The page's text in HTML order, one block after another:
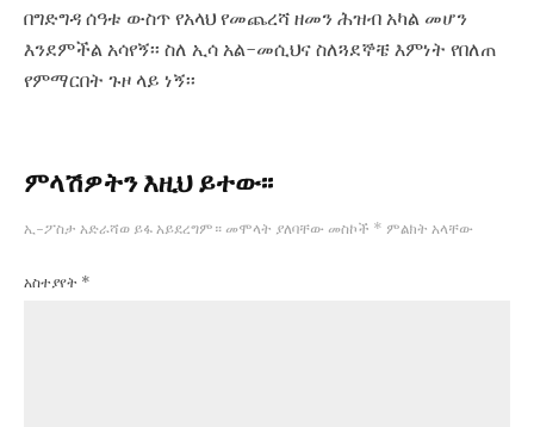
በግድግዳ ሰዓቱ ውስጥ የአላህ የመጨረሻ ዘመን ሕዝብ አካል መሆን
እንደምችል አሳየኝ፡፡ ስለ ኢሳ አል-መሲህና ስለጓደኞቼ እምነት የበለጠ
የምማርበት ጉዞ ላይ ነኝ፡፡
ምላሽዎትን እዚህ ይተው፡፡
ኢ-ፖስታ አድራሻወ ይፋ አይደረግም። መሞላት ያለባቸው መስኮች * ምልክት አላቸው
አስተያየት *